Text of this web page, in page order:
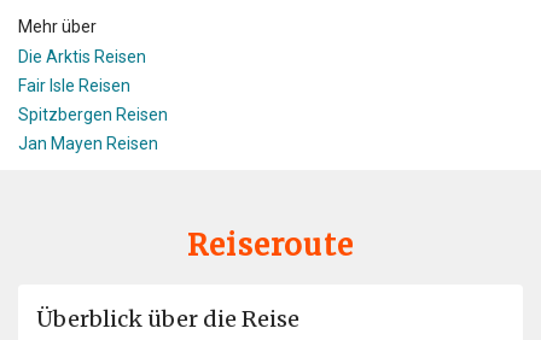
Mehr über
Die Arktis Reisen
Fair Isle Reisen
Spitzbergen Reisen
Jan Mayen Reisen
Reiseroute
Überblick über die Reise